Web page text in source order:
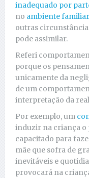
inadequado por
no ambiente familiar
outras
pode assimilar.
Referi
porque os
unicamente da
de um
interpretação da
Por exemplo, um
induzir na criança o
capacitado para
mãe que sofra de
inevitáveis e
provocará na